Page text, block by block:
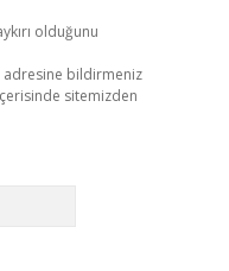
olduğunu
adresine bildirmeniz
sitemizden